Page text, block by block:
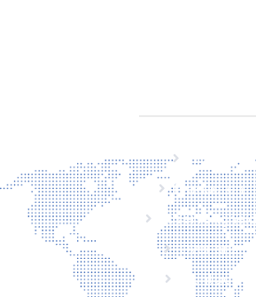
Home
Producten
Laserveiligheid
Over ons
Contact